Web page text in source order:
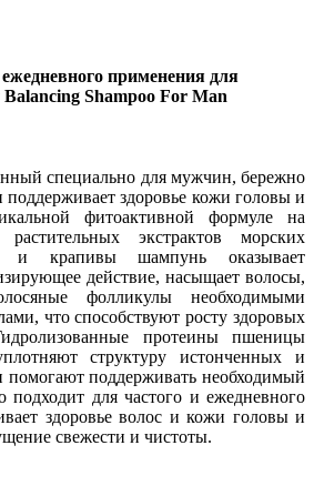
применения для
Shampoo For Man
специально для мужчин, бережно
здоровье кожи головы и
фитоактивной формуле на
экстрактов морских
и крапивы шампунь оказывает
действие, насыщает волосы,
фолликулы необходимыми
что способствуют росту здоровых
протеины пшеницы
структуру истонченных и
поддерживать необходимый
подходит для частого и ежедневного
здоровье волос и кожи головы и
свежести и чистоты.